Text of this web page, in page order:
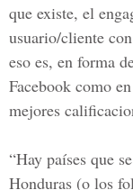
que existe, el
usuario/cliente
eso es, en forma
Facebook como
mejores
“Hay países que
Honduras (o los